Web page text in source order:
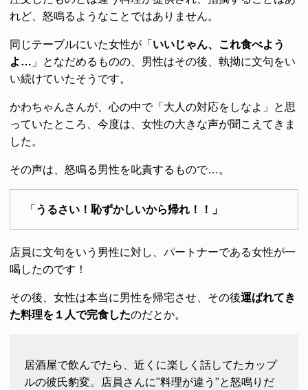
れど、怒鳴るようなことではありません。
同じテーブルにいた女性が「 いいじゃん、これ食べよう
よ… 」となだめるものの、男性はその後、執拗に文句をい
い続けていたそうです。
かわちゃんさんが、心の中で「大人の対応をしなよ」と思
っていたところ、今度は、女性の大きな声が聞こえてきま
した。
その声は、怒鳴る男性を叱責するもので…。
「 うるさい！恥ずかしいから帰れ！！」
店員に文句をいう男性に対し、パートナーである女性が一
喝したのです！
その後、女性は本当に男性を帰宅させ、その後運ばれてき
た料理を１人で完食したのだとか。
居酒屋で飲んでたら、近くに楽しく話してたカップ
ルの彼氏豹変。店員さんに"料理が違う"と怒鳴りだ